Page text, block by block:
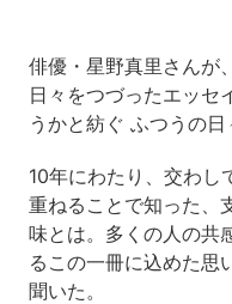
俳優・星野真里さんが
日々をつづったエッセ
うかと紡ぐ ふつうの日
10年にわたり、交わし
重ねることで知った、
味とは。多くの人の共
るこの一冊に込めた思
聞いた。